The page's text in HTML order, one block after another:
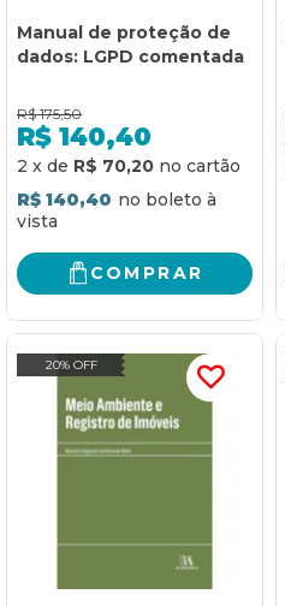
Manual de proteção de
dados: LGPD comentada
R$ 175,50
R$ 140,40
2 x de R$ 70,20
R$ 140,40
COMPRAR
20% OFF